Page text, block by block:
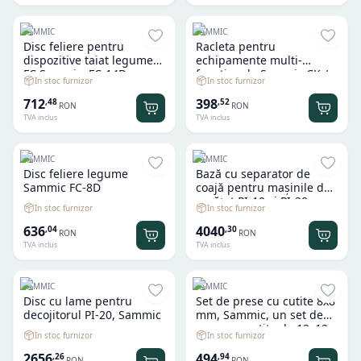
SAMMIC
Disc feliere pentru
dispozitive taiat legume
FC Sammic, FC-14D
In stoc furnizor
712,48 RON
TVA inclus
SAMMIC
Racleta pentru
echipamente multi-
functionale Sammic CK /
K / KE
In stoc furnizor
398,52 RON
TVA inclus
SAMMIC
Disc feliere legume
Sammic FC-8D
In stoc furnizor
636,04 RON
TVA inclus
SAMMIC
Bază cu separator de
coajă pentru mașinile de
curățat PI-10 și PI-20,
Sammic,
In stoc furnizor
4040,30 RON
TVA inclus
SAMMIC
Disc cu lame pentru
decojitorul PI-20, Sammic
In stoc furnizor
,26
SAMMIC
Set de prese cu cutite 8x8
mm, Sammic, un set de
prese cu cutite de 12x12
mmIn stoc furnizor
,94